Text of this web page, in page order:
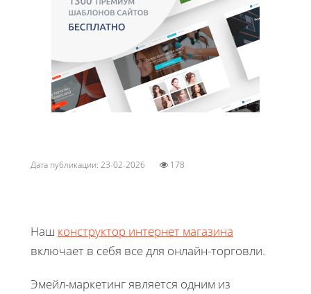
Дата публикации: 23-02-2026 178
Наш конструктор интернет магазина
включает в себя все для онлайн-торговли.
Эмейл-маркетинг является одним из